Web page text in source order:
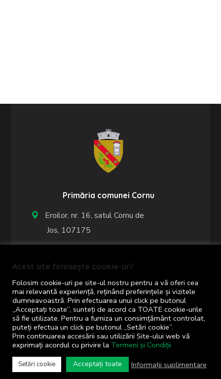
Primăria comunei Cornu
Eroilor, nr. 16, satul Cornu de
Jos, 107175
+40 244 367 402
Program de lucru cu publicul:
luni - vineri: 8:00 - 16:00
Acest site folosește cookie-uri!
Folosim cookie-uri pe site-ul nostru pentru a vă oferi cea
mai relevantă experiență, reținând preferințele și vizitele
dumneavoastră. Prin efectuarea unui click pe butonul
„Acceptați toate”, sunteți de acord ca TOATE cookie-urile
să fie utilizate. Pentru a furniza un consimțământ controlat,
puteți efectua un click pe butonul „Setări cookie”.
Prin continuarea accesării sau utilizării Site-ului web vă
exprimați acordul cu privire la Termeni și Condiții
Setări cookie Acceptați toate Informații suplimentare